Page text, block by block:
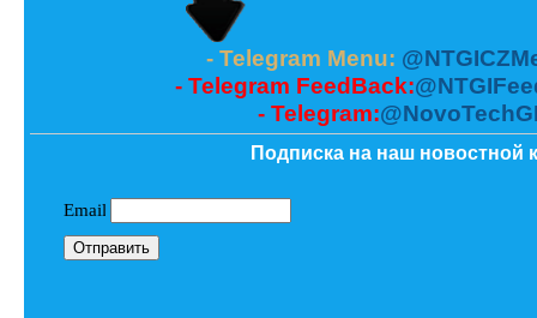
- Telegram Menu:
- Telegram FeedBack:
- Telegram:
Подписка на наш новостной